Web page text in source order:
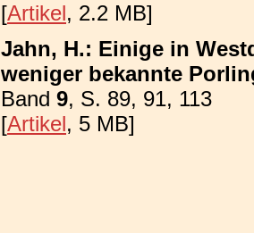
[Artikel, 2.2 MB]
Jahn, H.: Einige in
weniger bekannte
Band 9, S. 89, 91, 113
[Artikel, 5 MB]